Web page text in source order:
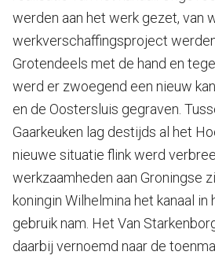
werden aan het werk gezet, van
werkverschaffingsproject
Grotendeels met de hand en
werd er zwoegend een nieuw
en de Oostersluis gegraven.
Gaarkeuken lag destijds al het
nieuwe situatie flink werd
werkzaamheden aan Groningse
koningin Wilhelmina het kanaal in
gebruik nam. Het Van
daarbij vernoemd naar de